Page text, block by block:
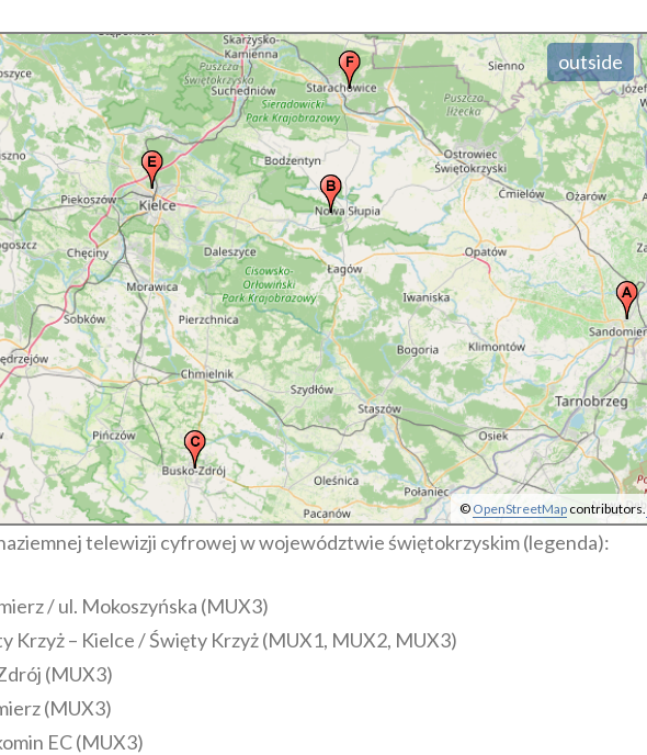
© OpenStreetMap contributors.
outside
telewizji cyfrowej w województwie świętokrzyskim (legenda):
/ ul. Mokoszyńska (MUX3)
Krzyż – Kielce / Święty Krzyż (MUX1, MUX2, MUX3)
(MUX3)
(MUX3)
EC (MUX3)